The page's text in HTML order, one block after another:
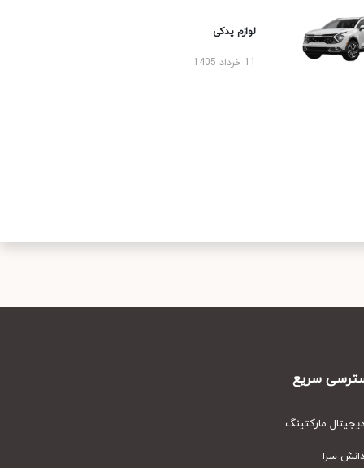
لوازم یدکی
سریع
مارکتینگ
سرا